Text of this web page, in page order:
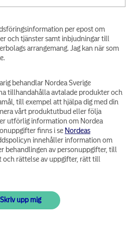
per epost om
och tjänster samt inbjudningar till
arrangemang. Jag kan när som
behandlar Nordea Sverige
tillhandahålla avtalade produkter och
till exempel att hjälpa dig med din
vårt produktutbud eller följa
utförlig information om Nordea
finns i se Nordeas
innehåller information om
behandlingen av personuppgifter, till
rättelse av uppgifter, rätt till